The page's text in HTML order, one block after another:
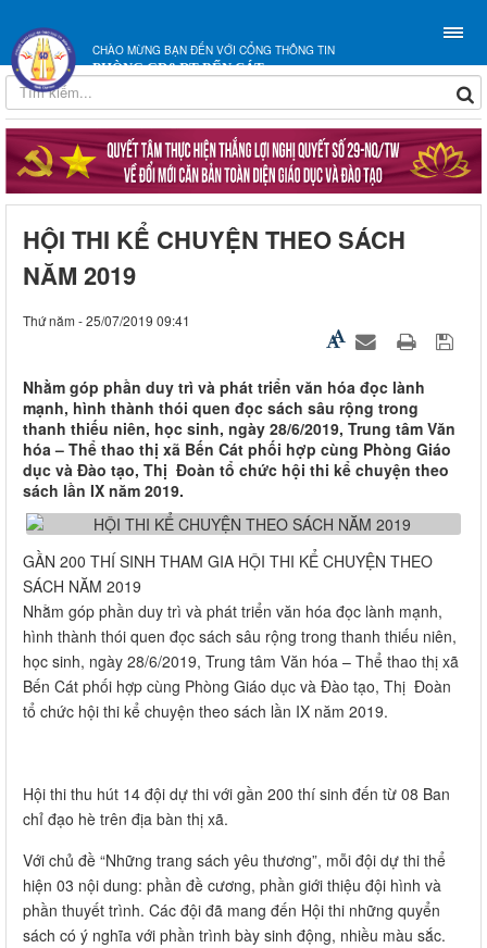
CHÀO MỪNG BẠN ĐẾN VỚI CỔNG THÔNG TIN
PHÒNG GD&ĐT BẾN CÁT
HỘI THI KỂ CHUYỆN THEO SÁCH
NĂM 2019
Thứ năm - 25/07/2019 09:41
Nhằm góp phần duy trì và phát triển văn hóa đọc lành
mạnh, hình thành thói quen đọc sách sâu rộng trong
thanh thiếu niên, học sinh, ngày 28/6/2019, Trung tâm Văn
hóa – Thể thao thị xã Bến Cát phối hợp cùng Phòng Giáo
dục và Đào tạo, Thị Đoàn tổ chức hội thi kể chuyện theo
sách lần IX năm 2019.
GẦN 200 THÍ SINH THAM GIA HỘI THI KỂ CHUYỆN THEO
SÁCH NĂM 2019
Nhằm góp phần duy trì và phát triển văn hóa đọc lành mạnh,
hình thành thói quen đọc sách sâu rộng trong thanh thiếu niên,
học sinh, ngày 28/6/2019, Trung tâm Văn hóa – Thể thao thị xã
Bến Cát phối hợp cùng Phòng Giáo dục và Đào tạo, Thị Đoàn
tổ chức hội thi kể chuyện theo sách lần IX năm 2019.
Hội thi thu hút 14 đội dự thi với gần 200 thí sinh đến từ 08 Ban
chỉ đạo hè trên địa bàn thị xã.
Với chủ đề “Những trang sách yêu thương”, mỗi đội dự thi thể
hiện 03 nội dung: phần đề cương, phần giới thiệu đội hình và
phần thuyết trình. Các đội đã mang đến Hội thi những quyển
sách có ý nghĩa với phần trình bày sinh động, nhiều màu sắc.